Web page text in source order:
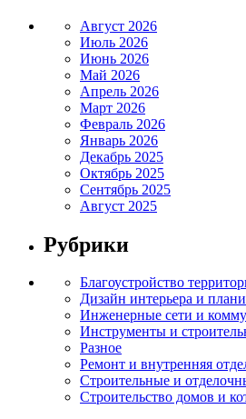
Август 2026
Июль 2026
Июнь 2026
Май 2026
Апрель 2026
Март 2026
Февраль 2026
Январь 2026
Декабрь 2025
Октябрь 2025
Сентябрь 2025
Август 2025
Рубрики
Благоустройство
Дизайн интерьера и
Инженерные сети и
Инструменты и
Разное
Ремонт и внутренняя
Строительные и
Строительство домов и